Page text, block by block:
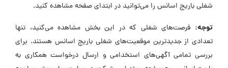
شغلی باریج اسانس را می‌توانید در ابتدای صفحه مشاهده کنید.
توجه: فرصت‌های شغلی که در این بخش مشاهده می‌کنید، تنها
تعدادی از جدیدترین موقعیت‌های شغلی باریج اسانس هستند. برای
بررسی تمامی آگهی‌های استخدامی و ارسال درخواست همکاری به